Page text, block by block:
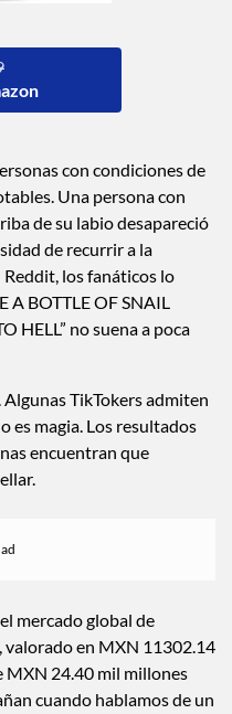
con condiciones de
Una persona con
de su labio desapareció
de recurrir a la
Reddit, los fanáticos lo
A BOTTLE OF SNAIL
HELL” no suena a poca
TikTokers admiten
es magia. Los resultados
encuentran que
mercado global de
valorado en MXN 11302.14
MXN 24.40 mil millones
cuando hablamos de un